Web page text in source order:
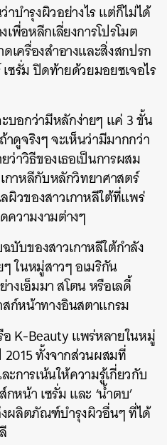
บำรุงผิวอย่างไร แต่ก็ไม่ได้
พื่อหลีกเลี่ยงการโปรโมต
เครื่องสำอางและสิ่งสกปรก
ซรั่ม ปิดท้ายด้วยมอยซเจอไร
บอกว่ามีหลักง่ายๆ แค่ 3 ขั้น
ดูจริงๆ จะเห็นว่ามีมากกว่า
าวิธีของเธอเป็นการผสม
กาหลีกับหลักวิทยาศาสตร์
วของสาวเกาหลีใต้ที่แพร่
วามงามต่างๆ
บของสาวเกาหลีใต้กำลัง
ในหมู่สาวๆ อเมริกัน
งเอ็มมา สโตน หรือเลดี้
ก์หน้าทางอินสตาแกรม
อ K-Beauty แพร่หลายในหมู่
ทั้งจากส่วนผสมที่
การเน้นให้ความรู้เกี่ยวกับ
หน้า เซรั่ม และ ‘น้ำตบ’
ผลิตภัณฑ์บำรุงผิวอื่นๆ ที่ได้